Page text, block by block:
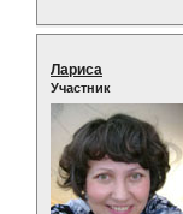
Лариса
Участник